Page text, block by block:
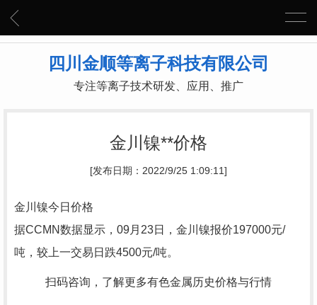
四川金顺等离子科技有限公司
专注等离子技术研发、应用、推广
金川镍**价格
[发布日期：2022/9/25 1:09:11]
金川镍今日价格
据CCMN数据显示，09月23日，金川镍报价197000元/
吨，较上一交易日跌4500元/吨。
扫码咨询，了解更多有色金属历史价格与行情